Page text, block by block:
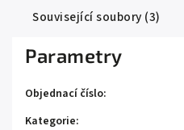
Související soubory (3)
Parametry
Objednací číslo:
Kategorie: